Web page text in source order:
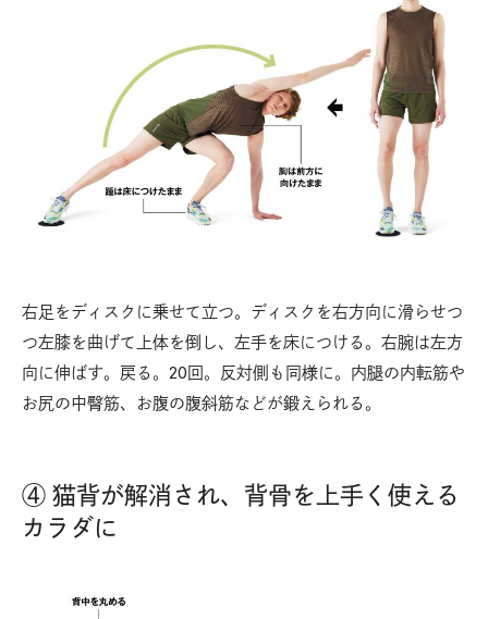
右足をディスクに乗せて立つ。ディスクを右方向に滑らせつ
つ左膝を曲げて上体を倒し、左手を床につける。右腕は左方
向に伸ばす。戻る。20回。反対側も同様に。内腿の内転筋や
お尻の中臀筋、お腹の腹斜筋などが鍛えられる。
④ 猫背が解消され、背骨を上手く使える
カラダに